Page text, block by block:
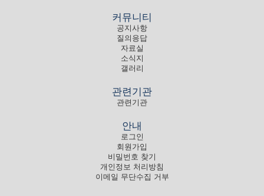
커뮤니티
공지사항
질의응답
자료실
소식지
갤러리
관련기관
관련기관
안내
로그인
회원가입
비밀번호 찾기
개인정보 처리방침
이메일 무단수집 거부